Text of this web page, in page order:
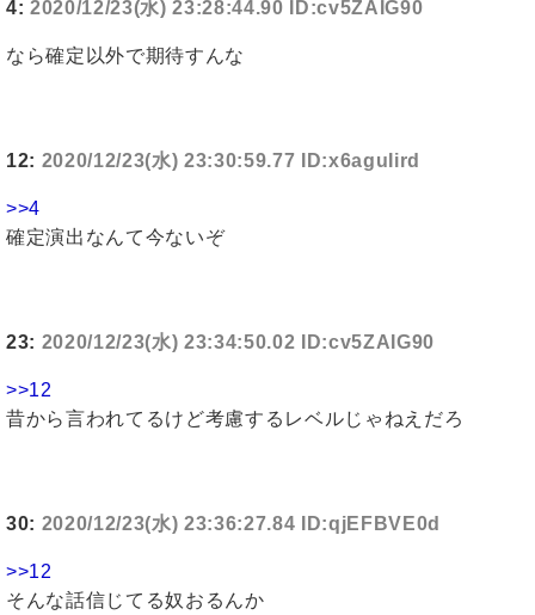
4: 2020/12/23(水) 23:28:44.90 ID:cv5ZAIG90
なら確定以外で期待すんな
12: 2020/12/23(水) 23:30:59.77 ID:x6aguIird
>>4
確定演出なんて今ないぞ
23: 2020/12/23(水) 23:34:50.02 ID:cv5ZAIG90
>>12
昔から言われてるけど考慮するレベルじゃねえだろ
30: 2020/12/23(水) 23:36:27.84 ID:qjEFBVE0d
>>12
そんな話信じてる奴おるんか